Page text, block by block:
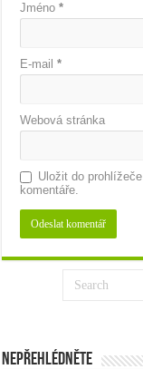
Jméno*
E-mail*
Webová stránka
Uložit do
komentáře.
Nepřehlédněte